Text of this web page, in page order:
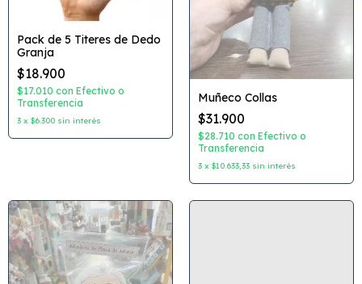
Pack de 5 Titeres de Dedo
Granja
$18.900
$17.010 con Efectivo o
Transferencia
3 x $6.300 sin interés
Muñeco Collas
$31.900
$28.710 con Efectivo o
Transferencia
3 x $10.633,33 sin interés